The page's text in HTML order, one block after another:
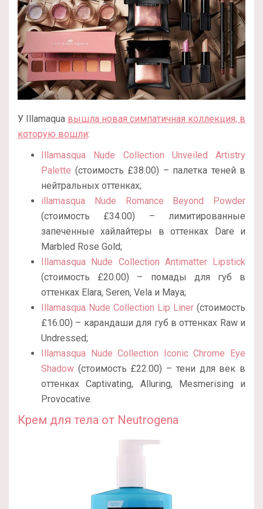
У Illamaqua вышла новая симпатичная коллекция, в
которую вошли:
Illamasqua Nude Collection Unveiled Artistry
Palette (стоимость £38.00) – палетка теней в
нейтральных оттенках;
illamasqua Nude Romance Beyond Powder
(стоимость £34.00) – лимитированные
запеченные хайлайтеры в оттенках Dare и
Marbled Rose Gold;
Illamasqua Nude Collection Antimatter Lipstick
(стоимость £20.00) – помады для губ в
оттенках Elara, Seren, Vela и Maya;
Illamasqua Nude Collection Lip Liner (стоимость
£16.00) – карандаши для губ в оттенках Raw и
Undressed;
Illamasqua Nude Collection Iconic Chrome Eye
Shadow (стоимость £22.00) – тени для век в
оттенках Captivating, Alluring, Mesmerising и
Provocative.
Крем для тела от Neutrogena